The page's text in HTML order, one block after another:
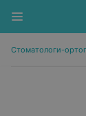
Стоматологи-